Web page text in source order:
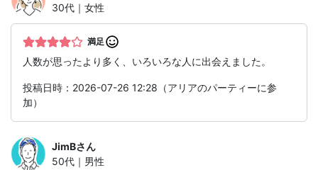
30代｜女性
満足
人数が思ったより多く、いろいろな人に出会えました。
投稿日時：2026-07-26 12:28（アリアのパーティーに参
加）
JimBさん
50代｜男性